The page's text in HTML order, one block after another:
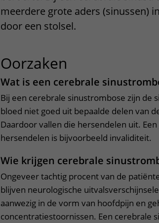
Bezoektijden
meerdere grote aders (sinussen)
door een stolsel.
Oorzaken
Wat is een cerebrale
Bij een cerebrale sinustrombose zijn de
bloed niet goed uit bepaalde delen van
Daardoor vallen die hersendelen uit.
hersendelen is bijvoorbeeld invaliditeit.
Wie krijgen cerebrale
Ongeveer tachtig procent van de
blijven neurologische
aanwezig in de vorm van hoofdpijn en
concentratiestoornissen. Een cerebrale